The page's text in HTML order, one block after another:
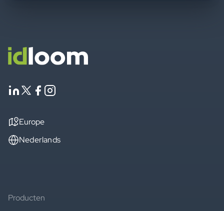
Europe
Nederlands
Producten